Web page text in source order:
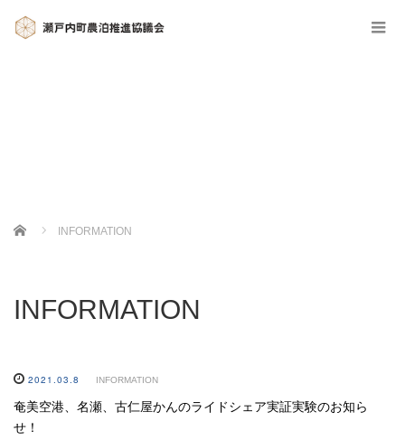
Home INFORMATION
INFORMATION
2021.03.8 INFORMATION
奄美空港、名瀬、古仁屋かんのライドシェア実証実験のお知ら
せ！